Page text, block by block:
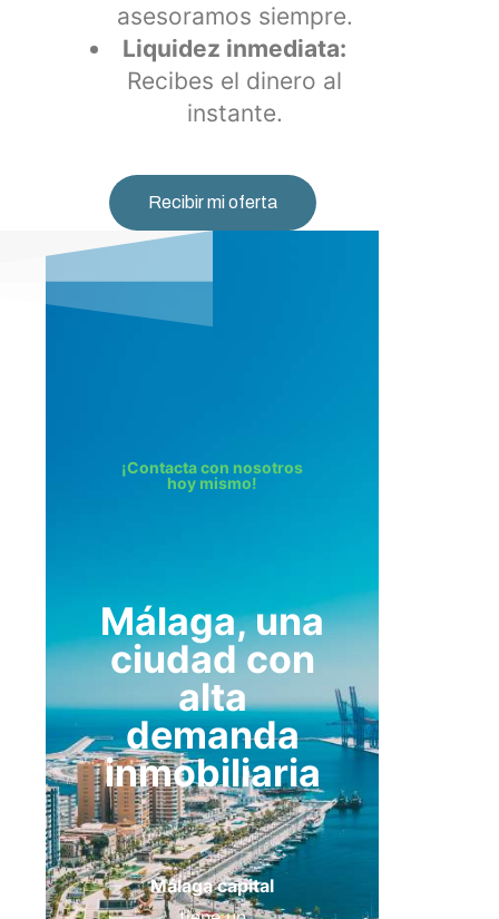
asesoramos siempre.
Liquidez inmediata:
Recibes el dinero al
instante.
Recibir mi oferta
¡Contacta con nosotros
hoy mismo!
Málaga, una
ciudad con
alta
demanda
inmobiliaria
Málaga capital